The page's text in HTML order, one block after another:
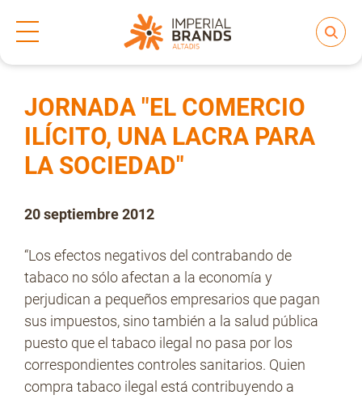
Nuestras Marcas
Compromiso
Regulación
People and Culture
Inicio Notas de prensa
JORNADA "EL COMERCIO
ILÍCITO, UNA LACRA PARA
LA SOCIEDAD"
20 septiembre 2012
“Los efectos negativos del contrabando de
tabaco no sólo afectan a la economía y
perjudican a pequeños empresarios que pagan
sus impuestos, sino también a la salud pública
puesto que el tabaco ilegal no pasa por los
correspondientes controles sanitarios. Quien
compra tabaco ilegal está contribuyendo a